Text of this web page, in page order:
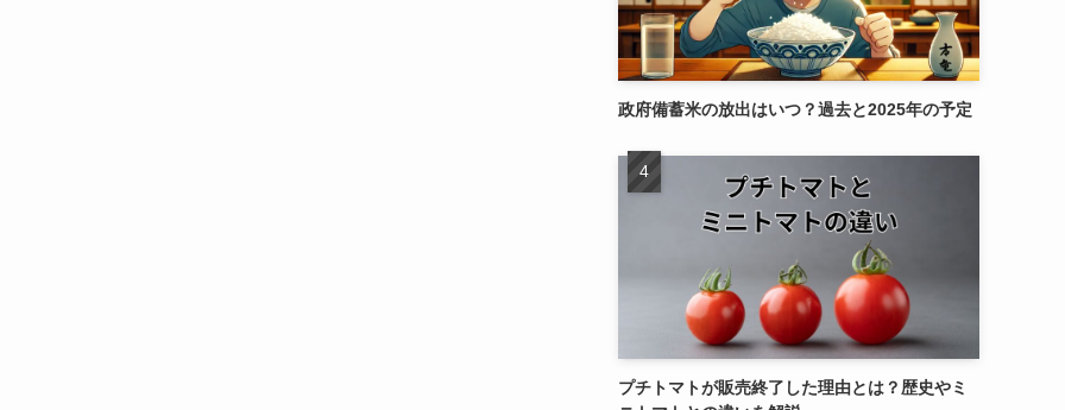
政府備蓄米の放出はいつ？過去と2025年の予定
プチトマトが販売終了した理由とは？歴史やミ